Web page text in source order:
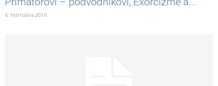
6. februára 2016